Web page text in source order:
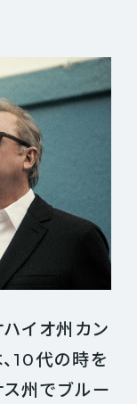
イオ州カン
10代の時を
州でブルー